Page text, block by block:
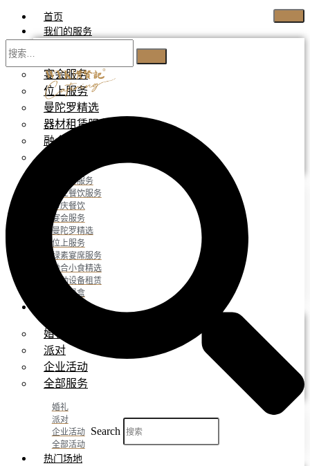
首页
我们的服务
宴会服务
位上服务
曼陀罗精选
器材租赁服务
融合小食精选
自助餐服务
企业餐饮服务
节庆餐饮
宴会服务
曼陀罗精选
位上服务
绿素宴席服务
融合小食精选
活动设备租赁
派对餐盒
婚礼
派对
企业活动
全部服务
婚礼
派对
企业活动
全部活动
热门场地
Search